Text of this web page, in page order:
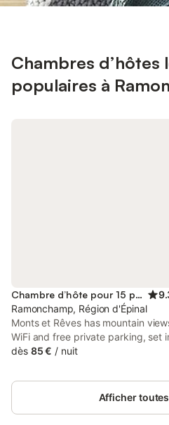
Chambres d’hôtes
populaires à
Chambre d’hôte pour 15 personnes
Ramonchamp, Région d'Épinal
Monts et Rêves has mountain
WiFi and free private parking, set
Ramonchamp, 35 km from
bed and breakfast for the
dès 85 € / nuit
Afficher